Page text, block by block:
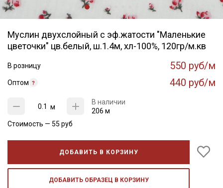
Муслин двухслойный с эф.жатости "Маленькие
цветочки" цв.белый, ш.1.4м, хл-100%, 120гр/м.кв
В розницу 550 руб/м
Оптом 440 руб/м
м
В наличии
206 м
Стоимость — 55 руб
ДОБАВИТЬ В КОРЗИНУ
ДОБАВИТЬ ОБРАЗЕЦ В КОРЗИНУ